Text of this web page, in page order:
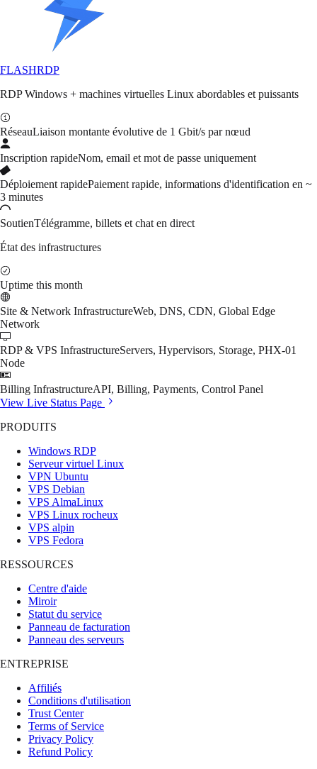
FLASHRDP
RDP Windows + machines virtuelles Linux abordables et puissants
RéseauLiaison montante évolutive de 1 Gbit/s par nœud
Inscription rapideNom, email et mot de passe uniquement
Déploiement rapidePaiement rapide, informations d'identification en ~
3 minutes
SoutienTélégramme, billets et chat en direct
État des infrastructures
Uptime this month
Site & Network InfrastructureWeb, DNS, CDN, Global Edge
Network
RDP & VPS InfrastructureServers, Hypervisors, Storage, PHX-01
Node
Billing InfrastructureAPI, Billing, Payments, Control Panel
View Live Status Page
PRODUITS
Windows RDP
Serveur virtuel Linux
VPN Ubuntu
VPS Debian
VPS AlmaLinux
VPS Linux rocheux
VPS alpin
VPS Fedora
RESSOURCES
Centre d'aide
Miroir
Statut du service
Panneau de facturation
Panneau des serveurs
ENTREPRISE
Affiliés
Conditions d'utilisation
Trust Center
Terms of Service
Privacy Policy
Refund Policy